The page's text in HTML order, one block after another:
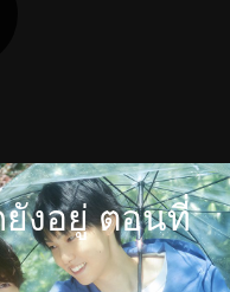
งอยู่ ตอนที่